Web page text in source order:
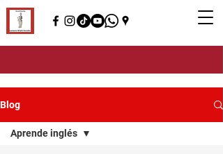
Blog
Aprende inglés